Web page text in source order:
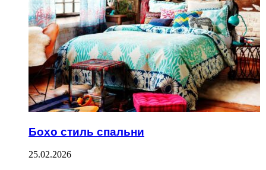
Бохо стиль спальни
25.02.2026